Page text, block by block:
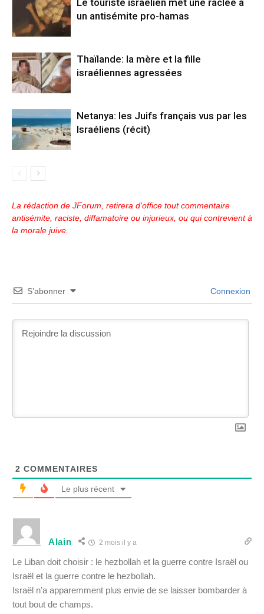
Le touriste israélien met une raclée à
un antisémite pro-hamas
Thaïlande: la mère et la fille
israéliennes agressées
Netanya: les Juifs français vus par les
Israéliens (récit)
La rédaction de JForum, retirera d'office tout commentaire
antisémite, raciste, diffamatoire ou injurieux, ou qui contrevient à
la morale juive.
S’abonner Connexion
2 COMMENTAIRES
Le plus récent
Alain 2 mois il y a
Le Liban doit choisir : le hezbollah et la guerre contre Israël ou
Israël et la guerre contre le hezbollah.
Israël n’a apparemment plus envie de se laisser bombarder à
tout bout de champs.